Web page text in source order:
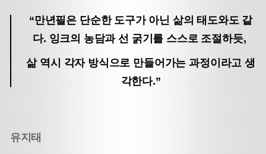
“만년필은 단순한 도구가 아닌 삶의 태도와도 같
다. 잉크의 농담과 선 굵기를 스스로 조절하듯,
삶 역시 각자 방식으로 만들어가는 과정이라고 생
각한다.”
유지태